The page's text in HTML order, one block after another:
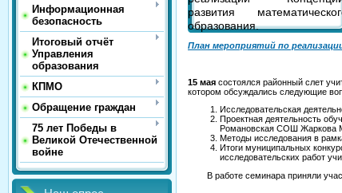
Информационная
безопасность
Итоговый отчёт
Управления
образования
КПМО
Обращение граждан
75 лет Победы в
Великой Отечественной
войне
развития
образования.
План мероприятий по
15 мая состоялся районный слет
котором обсуждались следующие
Исследовательская
Проектная деятельность
Романовская СОШ Жаркова
Методы исследования в
Итоги муниципальных
исследовательских работ
В работе семинара приняли